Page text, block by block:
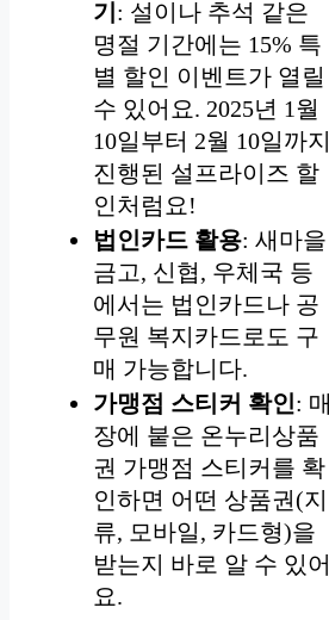
기 : 설이나 추석 같은
명절 기간에는 15% 특
별 할인 이벤트가 열릴
수 있어요. 2025년 1월
10일부터 2월 10일까지
진행된 설프라이즈 할
인처럼요!
법인카드 활용: 새마을
금고, 신협, 우체국 등
에서는 법인카드나 공
무원 복지카드로도 구
매 가능합니다.
가맹점 스티커 확인: 매
장에 붙은 온누리상품
권 가맹점 스티커를 확
인하면 어떤 상품권(지
류, 모바일, 카드형)을
받는지 바로 알 수 있어
요.